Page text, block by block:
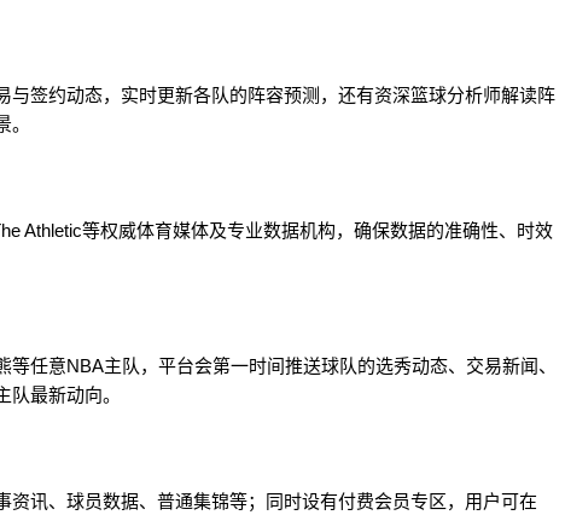
签约动态，实时更新各队的阵容预测，还有资深篮球分析师解读阵
Athletic等权威体育媒体及专业数据机构，确保数据的准确性、时效
任意NBA主队，平台会第一时间推送球队的选秀动态、交易新闻、
最新动向。
讯、球员数据、普通集锦等；同时设有付费会员专区，用户可在